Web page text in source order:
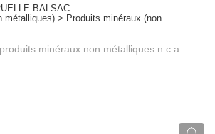
BALSAC
métalliques) > Produits minéraux (non
minéraux non métalliques n.c.a.